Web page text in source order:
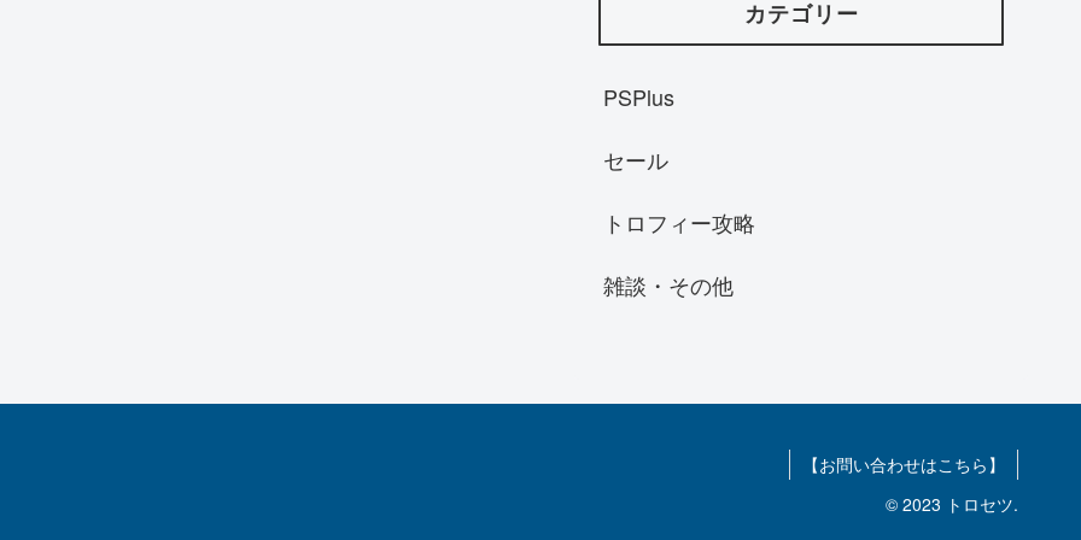
カテゴリー
PSPlus
セール
トロフィー攻略
雑談・その他
【お問い合わせはこちら】
© 2023 トロセツ.